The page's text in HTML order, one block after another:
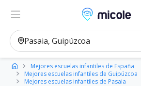
Micole,
Ver en el mapa
Mejores escuelas infantiles de España
Mejores escuelas infantiles de Guipúzcoa
Mejores escuelas infantiles de Pasaia